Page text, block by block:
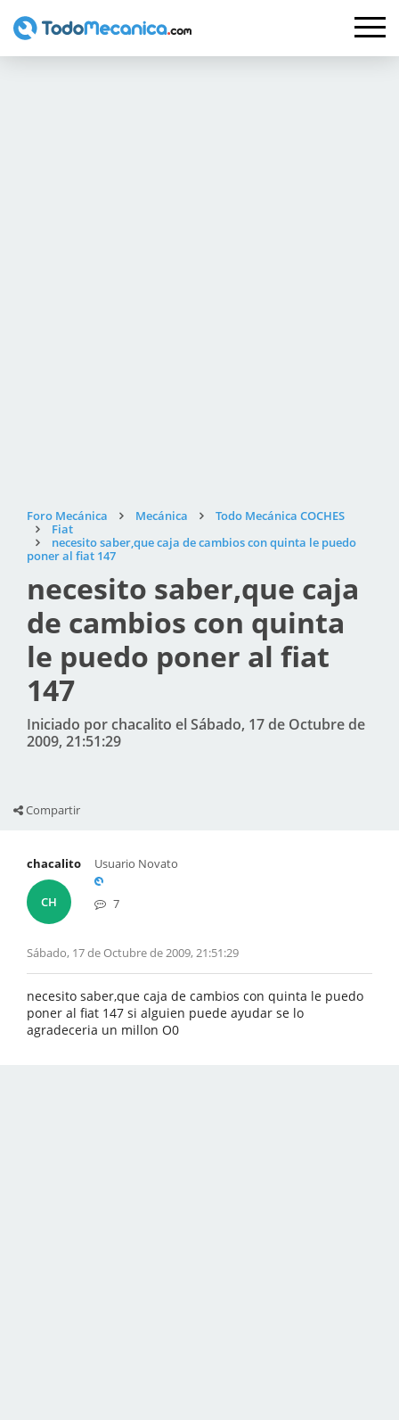
Foro Mecánica Mecánica
Todo Mecánica COCHES
Fiat
necesito saber,que caja de cambios con quinta le puedo
poner al fiat 147
necesito saber,que caja
de cambios con quinta
le puedo poner al fiat
147
Iniciado por chacalito el Sábado, 17 de Octubre de
2009, 21:51:29
Compartir
chacalito
CH
Usuario Novato
7
Sábado, 17 de Octubre de 2009, 21:51:29
necesito saber,que caja de cambios con quinta le puedo
poner al fiat 147 si alguien puede ayudar se lo
agradeceria un millon O0